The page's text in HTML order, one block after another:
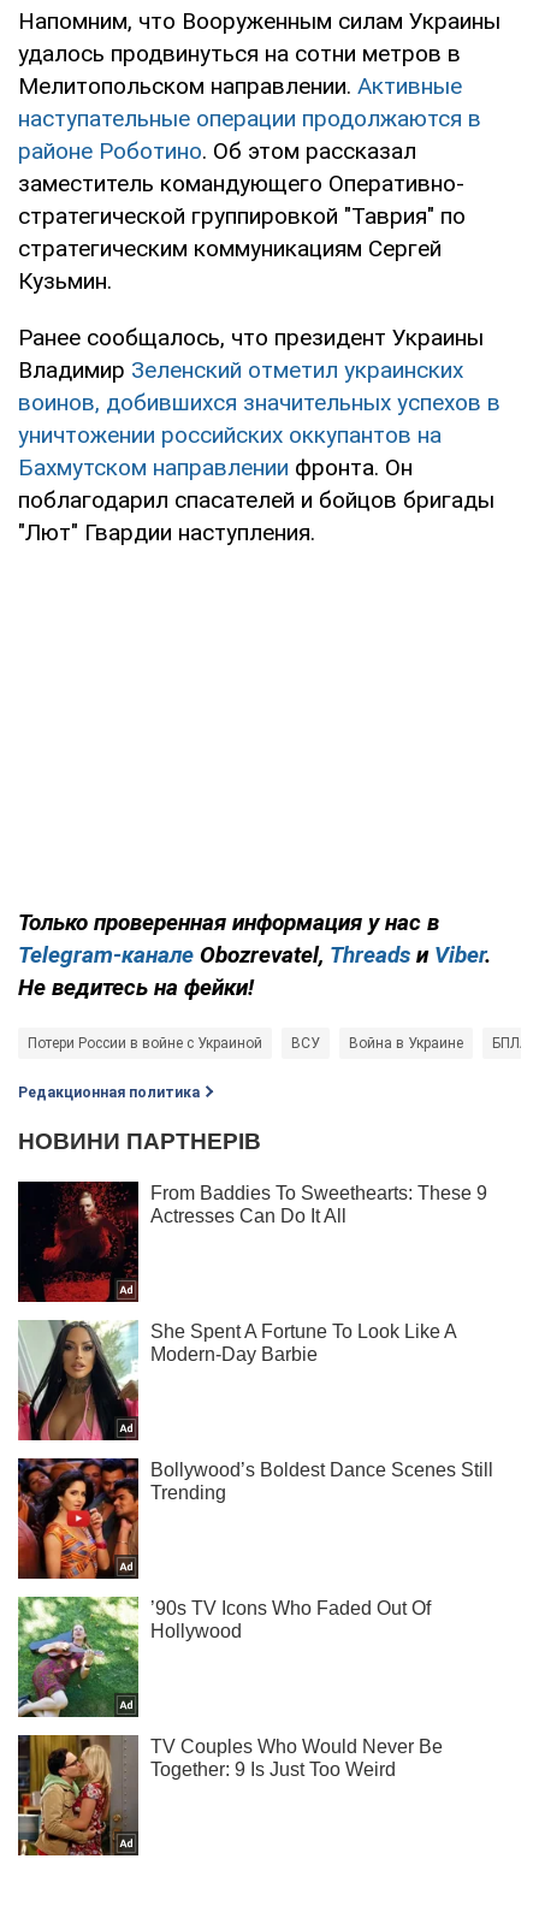
Напомним, что Вооруженным силам Украины
удалось продвинуться на сотни метров в
Мелитопольском направлении. Активные
наступательные операции продолжаются в
районе Роботино. Об этом рассказал
заместитель командующего Оперативно-
стратегической группировкой "Таврия" по
стратегическим коммуникациям Сергей
Кузьмин.
Ранее сообщалось, что президент Украины
Владимир Зеленский отметил украинских
воинов, добившихся значительных успехов в
уничтожении российских оккупантов на
Бахмутском направлении фронта. Он
поблагодарил спасателей и бойцов бригады
"Лют" Гвардии наступления.
Только проверенная информация у нас в
Telegram-канале Obozrevatel, Threads и Viber.
Не ведитесь на фейки!
Потери России в войне с Украиной ВСУ Война в Украине БПЛА
Редакционная политика